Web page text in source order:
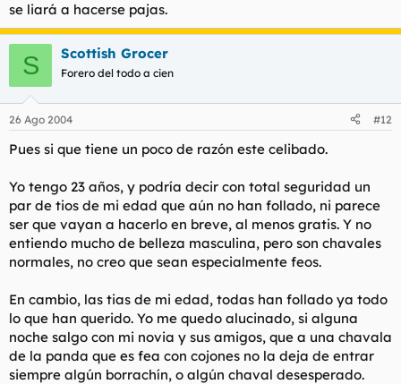
se liará a hacerse pajas.
S Scottish Grocer
Forero del todo a cien
26 Ago 2004 #12
Pues si que tiene un poco de razón este celibado.
Yo tengo 23 años, y podría decir con total seguridad un
par de tios de mi edad que aún no han follado, ni parece
ser que vayan a hacerlo en breve, al menos gratis. Y no
entiendo mucho de belleza masculina, pero son chavales
normales, no creo que sean especialmente feos.
En cambio, las tias de mi edad, todas han follado ya todo
lo que han querido. Yo me quedo alucinado, si alguna
noche salgo con mi novia y sus amigos, que a una chavala
de la panda que es fea con cojones no la deja de entrar
siempre algún borrachín, o algún chaval desesperado.